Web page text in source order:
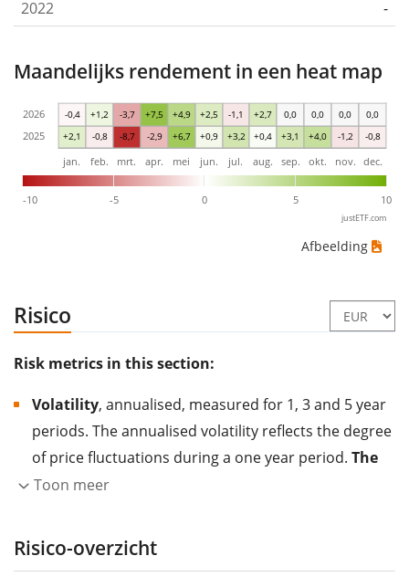
2022
-
Maandelijks rendement in een heat map
+2,1 -0,8 -8,7 -2,9 +6,7 +0,9 +3,2 +0,4 +3,1 +4,0 -1,2 -0,8
-0,4 +1,2 -3,7 +7,5 +4,9 +2,5 -1,1 +2,7 0,0 0,0 0,0 0,0
-10 -5 0 5 10
jan. feb. mrt. apr. mei jun. jul. aug. sep. okt. nov. dec.
2025
2026
justETF.com
Afbeelding
Risico
Risk metrics in this section:
Volatility, annualised, measured for 1, 3 and 5 year
periods. The annualised volatility reflects the degree
of price fluctuations during a one year period. The
higher the volatility, the more significantly the
the past.
Assets with higher volatility are generally
Toon meer
Risico-overzicht